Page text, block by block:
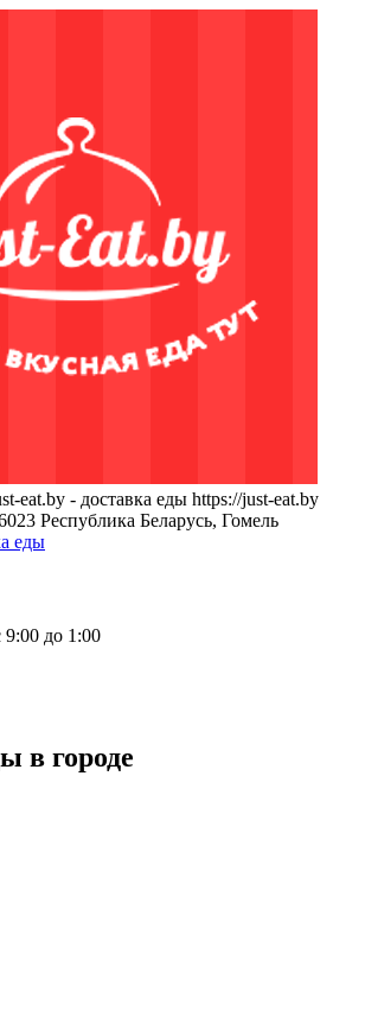
eat.by - доставка еды https://just-eat.by
Республика Беларусь, Гомель
еды
9:00 до 1:00
в городе